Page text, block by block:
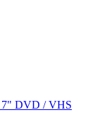
7" DVD / VHS